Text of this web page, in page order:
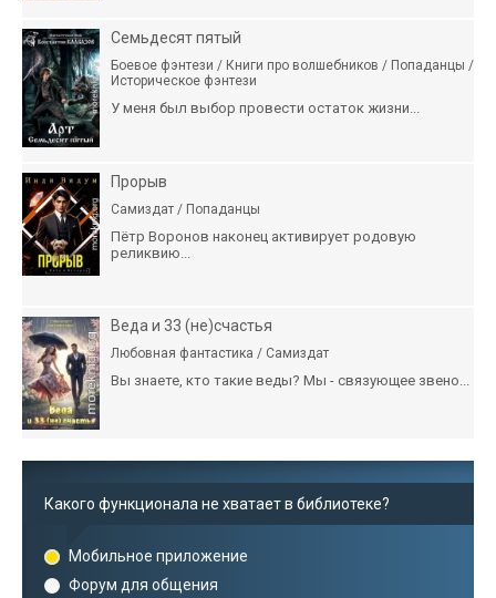
Семьдесят пятый
Боевое фэнтези / Книги про волшебников / Попаданцы /
Историческое фэнтези
У меня был выбор провести остаток жизни...
Прорыв
Самиздат / Попаданцы
Пётр Воронов наконец активирует родовую
реликвию...
Веда и 33 (не)счастья
Любовная фантастика / Самиздат
Вы знаете, кто такие веды? Мы - связующее звено...
Какого функционала не хватает в библиотеке?
Мобильное приложение
Форум для общения